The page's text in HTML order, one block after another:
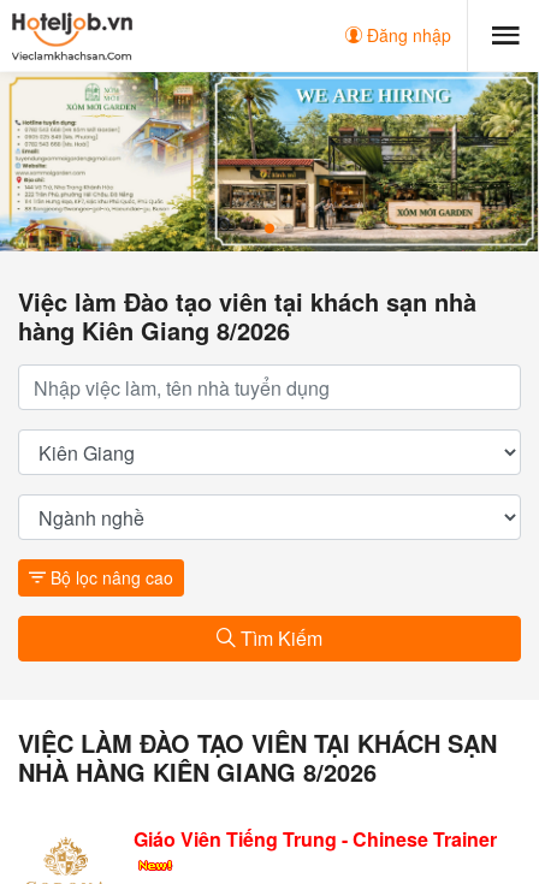
Đăng nhập
Việc làm Đào tạo viên tại khách sạn nhà
hàng Kiên Giang 8/2026
Bộ lọc nâng cao
Tìm Kiếm
VIỆC LÀM ĐÀO TẠO VIÊN TẠI KHÁCH SẠN
NHÀ HÀNG KIÊN GIANG 8/2026
Giáo Viên Tiếng Trung - Chinese Trainer